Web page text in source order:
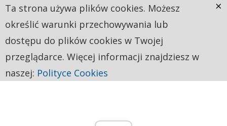
Ta strona używa plików cookies. Możesz
określić warunki przechowywania lub
dostępu do plików cookies w Twojej
przeglądarce. Więcej informacji znajdziesz w
naszej: Polityce Cookies
×